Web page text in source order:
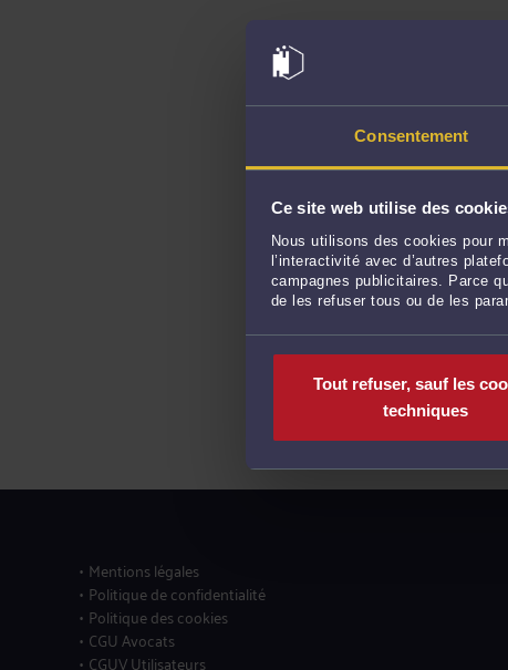
Consentement
Ce site web utilise des
Nous utilisons des cookies pour
l’interactivité avec d’autres
campagnes publicitaires. Parce
de les refuser tous ou de les
Tout refuser, sauf les
techniques
Mentions légales
Politique de confidentialité
Politique des cookies
CGU Avocats
CGUV Utilisateurs